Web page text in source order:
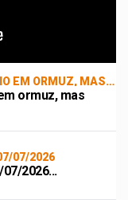
EM ORMUZ, MAS
ormuz, mas
07/2026
2026...